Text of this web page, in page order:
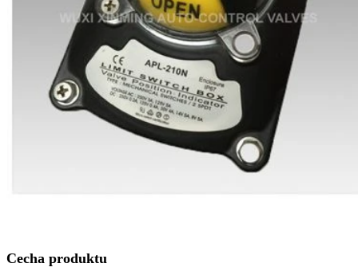
Cecha produktu